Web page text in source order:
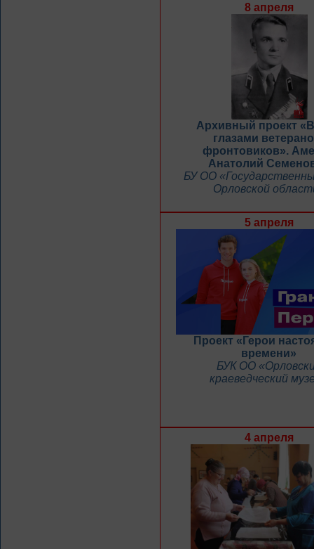
8 апреля
Архивный проект
глазами
фронтовиков».
Анатолий
БУ ОО
Орловской
5 апреля
Проект «Герои
времени»
БУК ОО
краеведческий
4 апреля